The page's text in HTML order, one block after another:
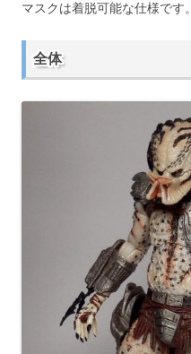
マスクは着脱可能な仕様です。
全体